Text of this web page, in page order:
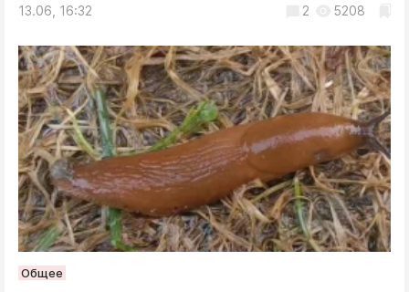
13.06, 16:32 2 5208
Общее